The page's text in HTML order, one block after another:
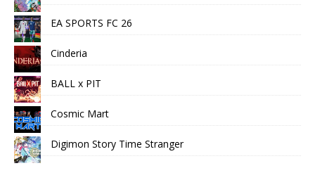
EA SPORTS FC 26
Cinderia
BALL x PIT
Cosmic Mart
Digimon Story Time Stranger